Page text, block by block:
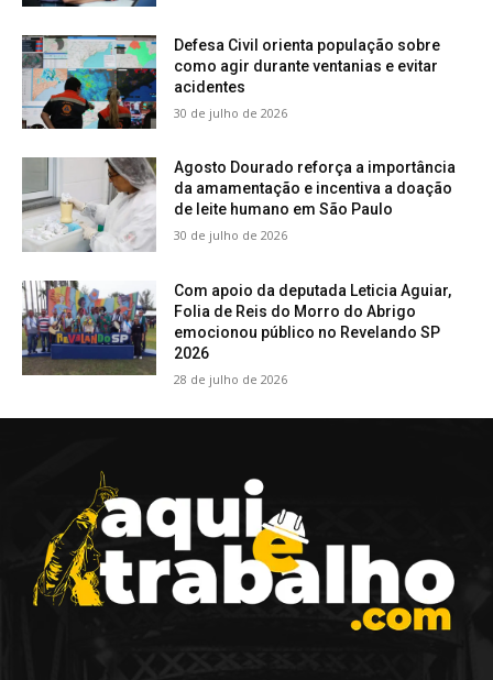
Defesa Civil orienta população sobre
como agir durante ventanias e evitar
acidentes
30 de julho de 2026
Agosto Dourado reforça a importância
da amamentação e incentiva a doação
de leite humano em São Paulo
30 de julho de 2026
Com apoio da deputada Leticia Aguiar,
Folia de Reis do Morro do Abrigo
emocionou público no Revelando SP
2026
28 de julho de 2026